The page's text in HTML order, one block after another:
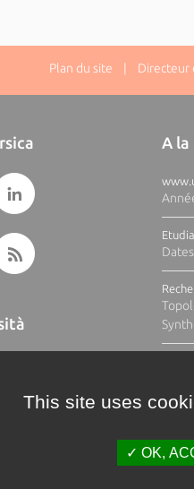
Plan du site | Directeur
A la
This site uses
OK,